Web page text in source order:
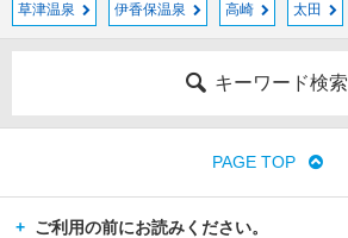
草津温泉 伊香保温泉 高崎 太田
キーワード検索
PAGE TOP
ご利用の前にお読みください。